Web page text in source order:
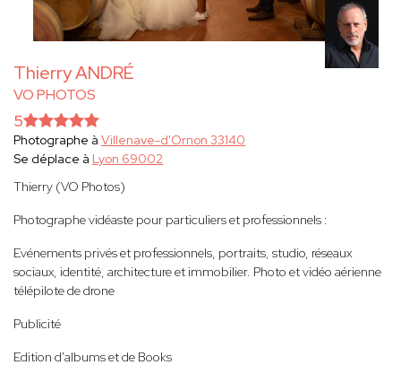
Thierry ANDRÉ
VO PHOTOS
5
Photographe à Villenave-d'Ornon 33140
Se déplace à Lyon 69002
Thierry (VO Photos)
Photographe vidéaste pour particuliers et professionnels :
Evénements privés et professionnels, portraits, studio, réseaux
sociaux, identité, architecture et immobilier. Photo et vidéo aérienne
télépilote de drone
Publicité
Edition d'albums et de Books